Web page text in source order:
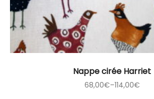
Nappe cirée Harriet
68,00€–114,00€